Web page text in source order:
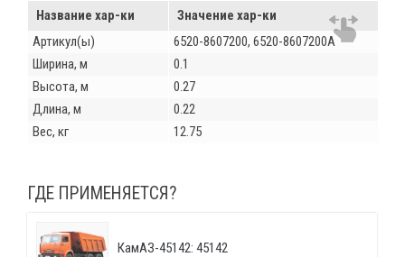
Название хар-ки
Значение хар-ки
Артикул(ы)
6520-8607200, 6520-8607200А
Ширина, м
0.1
Высота, м
0.27
Длина, м
0.22
Вес, кг
12.75
ГДЕ ПРИМЕНЯЕТСЯ?
КамАЗ-45142: 45142